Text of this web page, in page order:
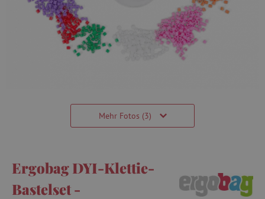
Mehr Fotos (3)
Ergobag DYI-Klettie-
Bastelset -